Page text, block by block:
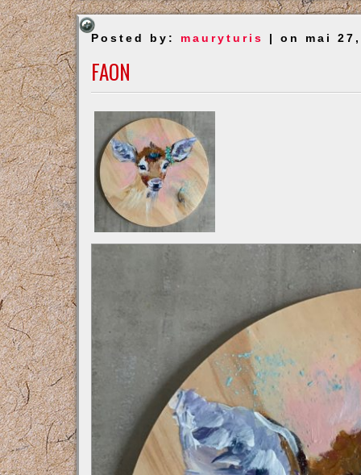
Posted by: mauryturis | on mai
FAON